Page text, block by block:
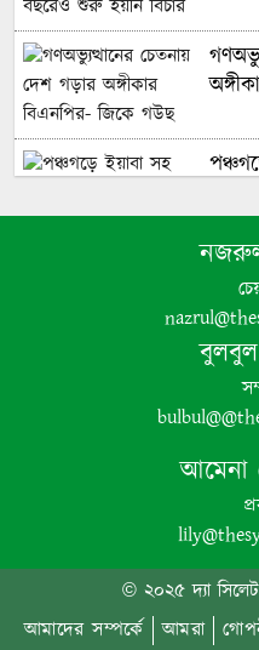
শেখ
আমেনা
© ২০২৫ দ্যা সিলেট
আমাদের সম্পর্কে
আমরা